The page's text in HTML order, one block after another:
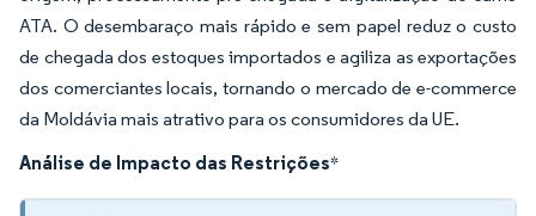
ATA. O desembaraço mais rápido e sem papel reduz o custo
de chegada dos estoques importados e agiliza as exportações
dos comerciantes locais, tornando o mercado de e-commerce
da Moldávia mais atrativo para os consumidores da UE.
Análise de Impacto das Restrições*